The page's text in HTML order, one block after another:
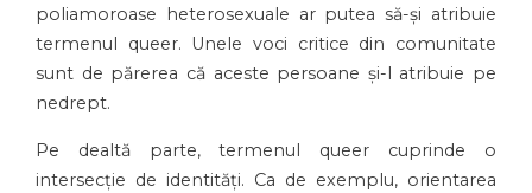
poliamoroase heterosexuale ar putea să-și atribuie
termenul queer. Unele voci critice din comunitate
sunt de părerea că aceste persoane și-l atribuie pe
nedrept.
Pe dealtă parte, termenul queer cuprinde o
intersecție de identități. Ca de exemplu, orientarea